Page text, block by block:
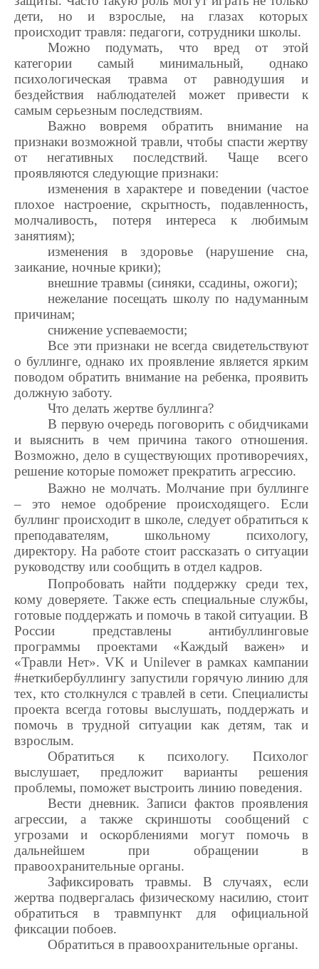
дети, но и взрослые, на глазах которых
происходит травля: педагоги, сотрудники школы.
Можно подумать, что вред от этой
категории самый минимальный, однако
психологическая травма от равнодушия и
бездействия наблюдателей может привести к
самым серьезным последствиям.
Важно вовремя обратить внимание на
признаки возможной травли, чтобы спасти жертву
от негативных последствий. Чаще всего
проявляются следующие признаки:
изменения в характере и поведении (частое
плохое настроение, скрытность, подавленность,
молчаливость, потеря интереса к любимым
занятиям);
изменения в здоровье (нарушение сна,
заикание, ночные крики);
внешние травмы (синяки, ссадины, ожоги);
нежелание посещать школу по надуманным
причинам;
снижение успеваемости;
Все эти признаки не всегда свидетельствуют
о буллинге, однако их проявление является ярким
поводом обратить внимание на ребенка, проявить
должную заботу.
Что делать жертве буллинга?
В первую очередь поговорить с обидчиками
и выяснить в чем причина такого отношения.
Возможно, дело в существующих противоречиях,
решение которые поможет прекратить агрессию.
Важно не молчать. Молчание при буллинге
– это немое одобрение происходящего. Если
буллинг происходит в школе, следует обратиться к
преподавателям, школьному психологу,
директору. На работе стоит рассказать о ситуации
руководству или сообщить в отдел кадров.
Попробовать найти поддержку среди тех,
кому доверяете. Также есть специальные службы,
готовые поддержать и помочь в такой ситуации. В
России представлены антибуллинговые
программы проектами «Каждый важен» и
«Травли Нет».VK и Unileverв рамках кампании
#неткибербуллингу запустили горячую линию для
тех, кто столкнулся с травлей в сети. Специалисты
проекта всегда готовы выслушать, поддержать и
помочь в трудной ситуации как детям, так и
взрослым.
Обратиться к психологу. Психолог
выслушает, предложит варианты решения
проблемы, поможет выстроить линию поведения.
Вести дневник. Записи фактов проявления
агрессии, а также скриншоты сообщений с
угрозами и оскорблениями могут помочь в
дальнейшем при обращении в
правоохранительные органы.
Зафиксировать травмы. В случаях, если
жертва подвергалась физическому насилию, стоит
обратиться в травмпункт для официальной
фиксации побоев.
Обратиться в правоохранительные органы.